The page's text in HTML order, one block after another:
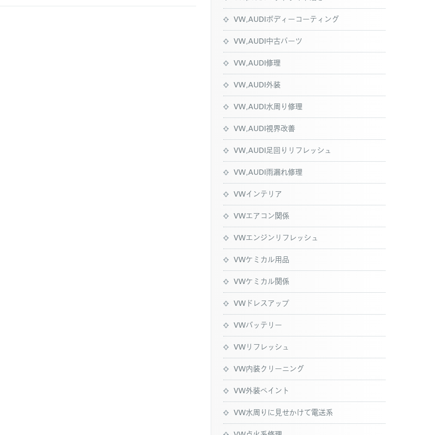
VW,AUDIボディーコーティング
VW,AUDI中古パーツ
VW,AUDI修理
VW,AUDI外装
VW,AUDI水周り修理
VW,AUDI視界改善
VW,AUDI足回りリフレッシュ
VW,AUDI雨漏れ修理
VWインテリア
VWエアコン関係
VWエンジンリフレッシュ
VWケミカル用品
VWケミカル関係
VWドレスアップ
VWバッテリー
VWリフレッシュ
VW内装クリーニング
VW外装ペイント
VW水周りに見せかけて電送系